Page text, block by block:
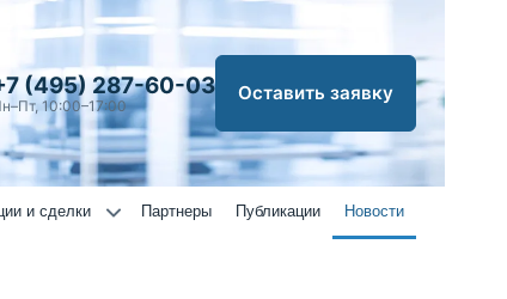
(495) 287-60-03
10:00–17:00
Оставить заявку
и сделки Партнеры Публикации Новости